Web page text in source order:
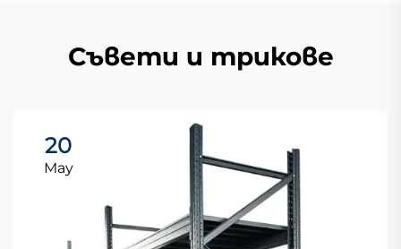
Съвети и трикове
20
May